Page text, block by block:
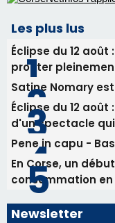
Les plus lus
Éclipse du 12
profiter
Satine Nomary
Éclipse du 12
d'un spectacle
Pene in capu -
En Corse, un
consommation
Newsletter